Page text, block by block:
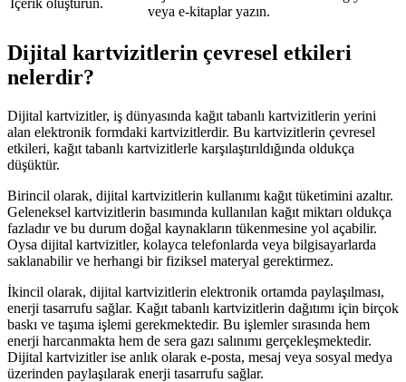
İçerik oluşturun.
veya e-kitaplar yazın.
Dijital kartvizitlerin çevresel etkileri
nelerdir?
Dijital kartvizitler, iş dünyasında kağıt tabanlı kartvizitlerin yerini
alan elektronik formdaki kartvizitlerdir. Bu kartvizitlerin çevresel
etkileri, kağıt tabanlı kartvizitlerle karşılaştırıldığında oldukça
düşüktür.
Birincil olarak, dijital kartvizitlerin kullanımı kağıt tüketimini azaltır.
Geleneksel kartvizitlerin basımında kullanılan kağıt miktarı oldukça
fazladır ve bu durum doğal kaynakların tükenmesine yol açabilir.
Oysa dijital kartvizitler, kolayca telefonlarda veya bilgisayarlarda
saklanabilir ve herhangi bir fiziksel materyal gerektirmez.
İkincil olarak, dijital kartvizitlerin elektronik ortamda paylaşılması,
enerji tasarrufu sağlar. Kağıt tabanlı kartvizitlerin dağıtımı için birçok
baskı ve taşıma işlemi gerekmektedir. Bu işlemler sırasında hem
enerji harcanmakta hem de sera gazı salınımı gerçekleşmektedir.
Dijital kartvizitler ise anlık olarak e-posta, mesaj veya sosyal medya
üzerinden paylaşılarak enerji tasarrufu sağlar.